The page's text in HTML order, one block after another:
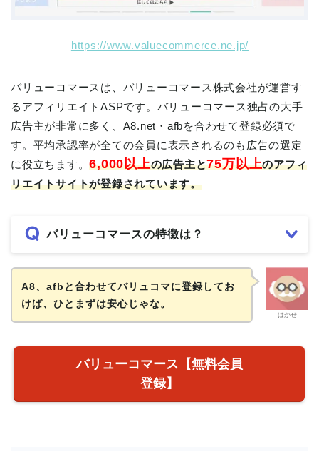
https://www.valuecommerce.ne.jp/
バリューコマースは、バリューコマース株式会社が運営す
るアフィリエイトASPです。バリューコマース独占の大手
広告主が非常に多く、A8.net・afbを合わせて登録必須で
す。平均承認率が全ての会員に表示されるのも広告の選定
に役立ちます。6,000以上の広告主と75万以上のアフィ
リエイトサイトが登録されています。
バリューコマースの特徴は？
はかせ
A8、afbと合わせてバリュコマに登録してお
けば、ひとまずは安心じゃな。
バリューコマース【無料会員
登録】